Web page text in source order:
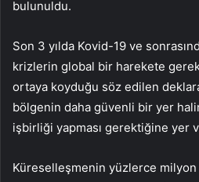
bulunuldu.
Son 3 yılda Kovid-19 ve
krizlerin global bir harekete
ortaya koyduğu söz edilen
bölgenin daha güvenli bir yer
işbirliği yapması gerektiğine yer
Küreselleşmenin yüzlerce